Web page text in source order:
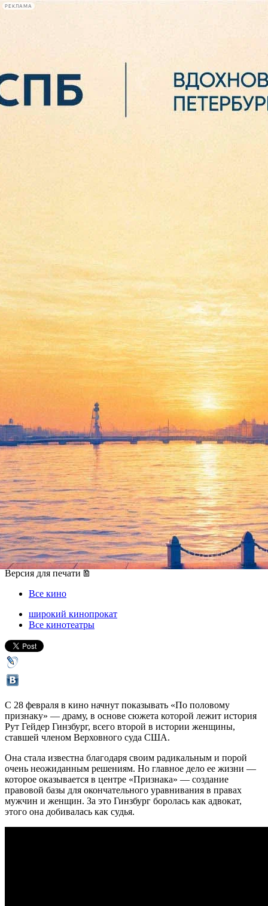
РЕКЛАМА
Сегодня:
2026.08.07
05:18
В кинотеатрах развернется
борьба за права женщин.
Мужчинам вход разрешен
28 февраля 2019, четверг-13 марта 2019, среда
Версия для печати
Все кино
широкий кинопрокат
Все кинотеатры
С 28 февраля в кино начнут показывать «По половому
признаку» — драму, в основе сюжета которой лежит история
Рут Гейдер Гинзбург, всего второй в истории женщины,
ставшей членом Верховного суда США.
Она стала известна благодаря своим радикальным и порой
очень неожиданным решениям. Но главное дело ее жизни —
которое оказывается в центре «Признака» — создание
правовой базы для окончательного уравнивания в правах
мужчин и женщин. За это Гинзбург боролась как адвокат,
этого она добивалась как судья.